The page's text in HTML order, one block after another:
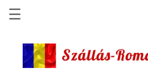
Szállások
☰